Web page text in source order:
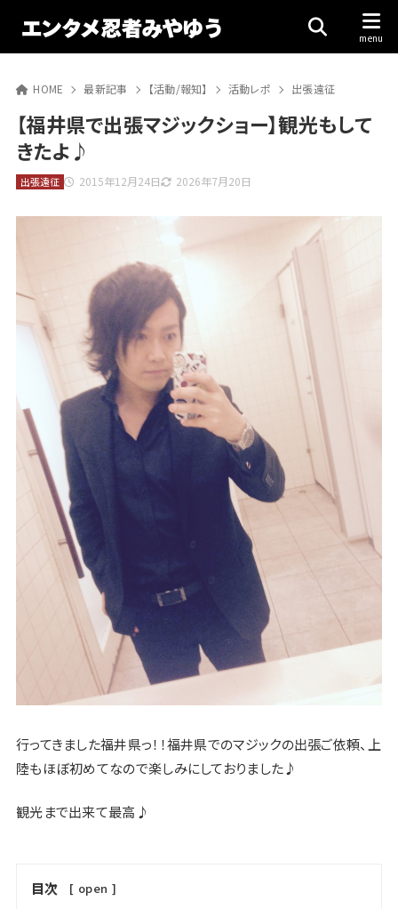
HOME 最新記事 【活動/報知】 活動レポ 出張遠征
【福井県で出張マジックショー】観光もして
きたよ♪
2015年12月24日 2026年7月20日
出張遠征
行ってきました福井県っ！！福井県でのマジックの出張ご依頼、上
陸もほぼ初めてなので楽しみにしておりました♪
観光まで出来て最高♪
目次 [ open ]